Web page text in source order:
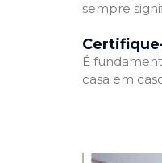
sempre
É
casa em